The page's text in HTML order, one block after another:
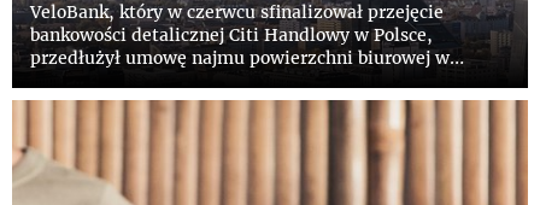
VeloBank, który w czerwcu sfinalizował przejęcie
bankowości detalicznej Citi Handlowy w Polsce,
przedłużył umowę najmu powierzchni biurowej w
prestiżowym budynku na kolejne lata. Właścicielowi